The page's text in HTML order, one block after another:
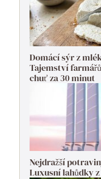
Domácí sýr z
Tajemství
chuť za 30 minut
Nejdražší
Luxusní lahůdky